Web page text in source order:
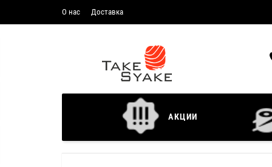
О нас Доставка
АКЦИИ